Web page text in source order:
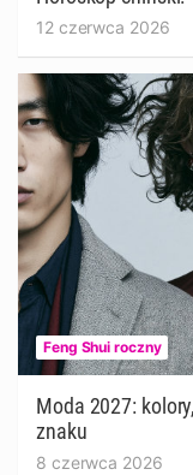
12 czerwca 2026
Feng Shui roczny
Moda 2027:
znaku
8 czerwca 2026